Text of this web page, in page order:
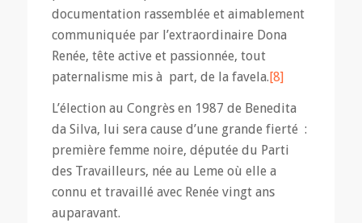
documentation rassemblée et aimablement
communiquée par l’extraordinaire Dona
Renée, tête active et passionnée, tout
paternalisme mis à part, de la favela.[8]
L’élection au Congrès en 1987 de Benedita
da Silva, lui sera cause d’une grande fierté :
première femme noire, députée du Parti
des Travailleurs, née au Leme où elle a
connu et travaillé avec Renée vingt ans
auparavant.